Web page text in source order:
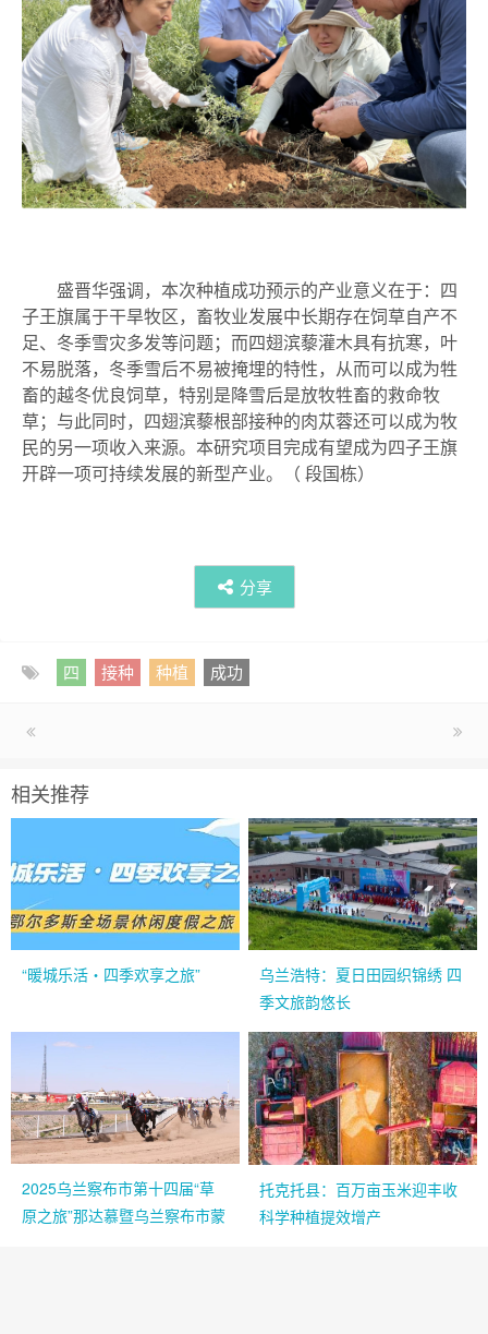
盛晋华强调，本次种植成功预示的产业意义在于：
四
子王旗属于干旱牧区，畜牧业发展中长期存在饲草自产不
足、冬季雪灾多发等问题；而四翅滨藜灌木具有抗寒，叶
不易脱落，冬季雪后不易被掩埋的特性，从而可以成为牲
畜的越冬优良饲草，特别是降雪后是放牧牲畜的救命牧
草；与此同时，四翅滨藜根部接种的肉苁蓉还可以成为牧
民的另一项收入来源。本研究项目完成有望成为四子王旗
开辟一项可持续发展的新型产业。
（ 段国栋）
分享
四 接种 种植 成功
相关推荐
“暖城乐活・四季欢享之旅”
乌兰浩特：夏日田园织锦绣 四
季文旅韵悠长
2025乌兰察布市第十四届“草
原之旅”那达慕暨乌兰察布市蒙
托克托县：百万亩玉米迎丰收
科学种植提效增产